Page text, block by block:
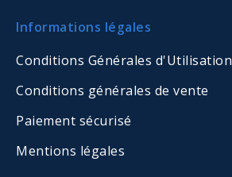
Informations légales
Conditions Générales d'Utilisation
Conditions générales de vente
Paiement sécurisé
Mentions légales